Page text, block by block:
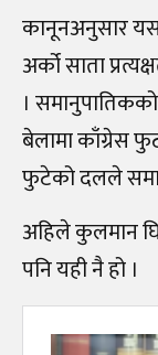
कानूनअनुसार
अर्को साता
।
बेलामा काँग्रेस
फुटेको दलले
अहिले कुलमान
पनि यही नै हो ।